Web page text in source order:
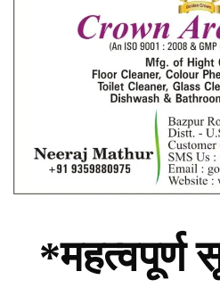
*महत्वपूर्ण